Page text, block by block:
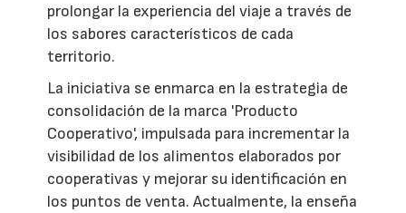
prolongar la experiencia del viaje a través de
los sabores característicos de cada
territorio.
La iniciativa se enmarca en la estrategia de
consolidación de la marca 'Producto
Cooperativo', impulsada para incrementar la
visibilidad de los alimentos elaborados por
cooperativas y mejorar su identificación en
los puntos de venta. Actualmente, la enseña